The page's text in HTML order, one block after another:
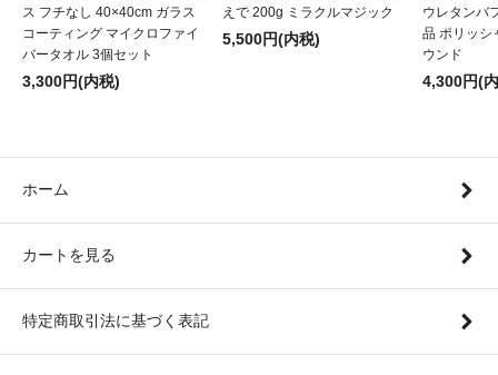
ス フチなし 40×40cm ガラス
コーティング マイクロファイ
バータオル 3個セット
3,300円(内税)
えで 200g ミラクルマジック
5,500円(内税)
ウレタンバ
品 ポリッシ
ウンド
4,300円(
ホーム
カートを見る
特定商取引法に基づく表記